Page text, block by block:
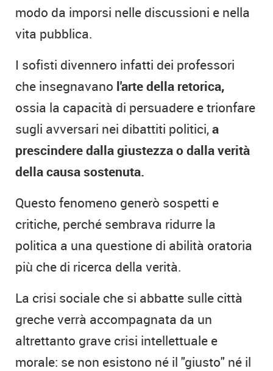
modo da imporsi nelle discussioni e nella
vita pubblica.
I sofisti divennero infatti dei professori
che insegnavano l'arte della retorica,
ossia la capacità di persuadere e trionfare
sugli avversari nei dibattiti politici,a
prescindere dalla giustezza o dalla verità
della causa sostenuta.
Questo fenomeno generò sospetti e
critiche, perché sembrava ridurre la
politica a una questione di abilità oratoria
più che di ricerca della verità.
La crisi sociale che si abbatte sulle città
greche verrà accompagnata da un
altrettanto grave crisi intellettuale e
morale: se non esistono né il "giusto" né il